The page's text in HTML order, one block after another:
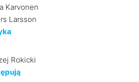
Karvonen
Larsson
Rokicki